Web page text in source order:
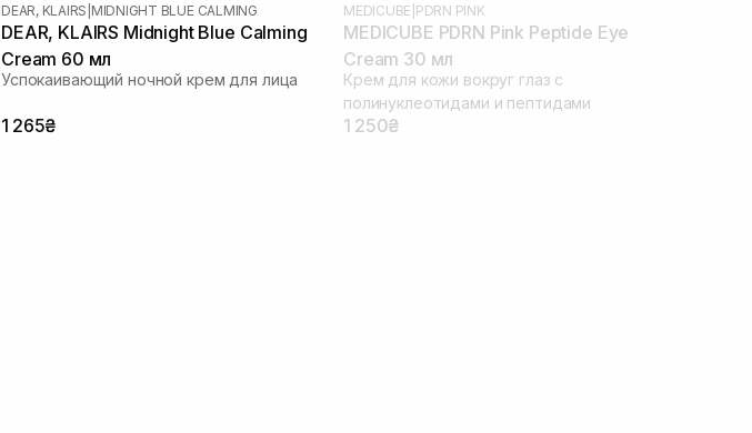
DEAR, KLAIRS MIDNIGHT BLUE CALMING
DEAR, KLAIRS Midnight Blue Calming
Cream 60 мл
Успокаивающий ночной крем для лица
1 265₴
MEDICUBE PDRN PINK
MEDICUBE PDRN Pink Peptide Eye
Cream 30 мл
Крем для кожи вокруг глаз с
полинуклеотидами и пептидами
1 250₴